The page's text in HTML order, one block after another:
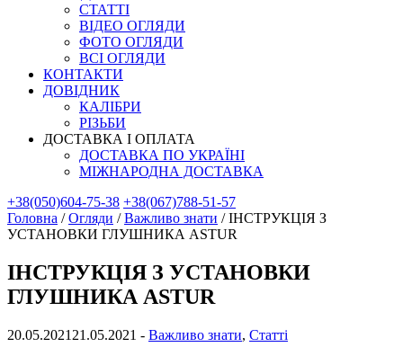
СТАТТІ
ВІДЕО ОГЛЯДИ
ФОТО ОГЛЯДИ
ВСІ ОГЛЯДИ
КОНТАКТИ
ДОВІДНИК
КАЛІБРИ
РІЗЬБИ
ДОСТАВКА І ОПЛАТА
ДОСТАВКА ПО УКРАЇНІ
МІЖНАРОДНА ДОСТАВКА
+38(050)604-75-38 +38(067)788-51-57
Головна /Огляди /Важливо знати /ІНСТРУКЦІЯ З
УСТАНОВКИ ГЛУШНИКА ASTUR
ІНСТРУКЦІЯ З УСТАНОВКИ
ГЛУШНИКА ASTUR
20.05.2021 21.05.2021 - Важливо знати, Статті